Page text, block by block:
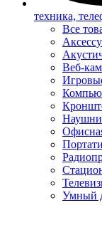
техника,
Все
Веб-
Умный